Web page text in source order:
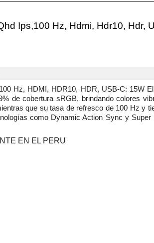
Ips,100 Hz, Hdmi, Hdr10, Hdr,
Hz, HDMI, HDR10, HDR, USB-C: 15W
de cobertura sRGB, brindando colores
que su tasa de refresco de 100 Hz y
como Dynamic Action Sync y
EN EL PERU